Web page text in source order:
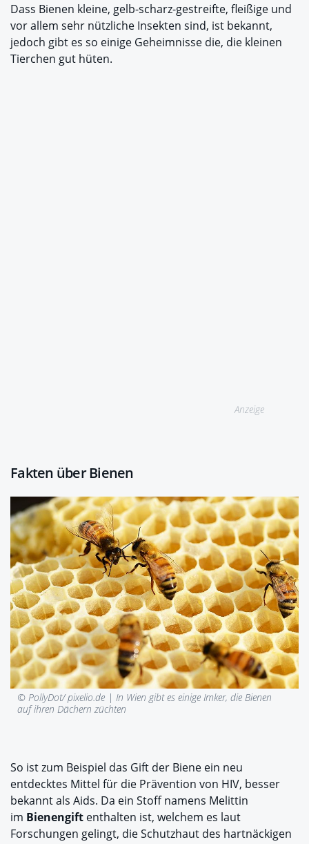
Dass Bienen kleine, gelb-scharz-gestreifte, fleißige und
vor allem sehr nützliche Insekten sind, ist bekannt,
jedoch gibt es so einige Geheimnisse die, die kleinen
Tierchen gut hüten.
Anzeige
Fakten über Bienen
© PollyDot/ pixelio.de | In Wien gibt es einige Imker, die Bienen
auf ihren Dächern züchten
So ist zum Beispiel das Gift der Biene ein neu
entdecktes Mittel für die Prävention von HIV, besser
bekannt als Aids. Da ein Stoff namens Melittin
im Bienengift enthalten ist, welchem es laut
Forschungen gelingt, die Schutzhaut des hartnäckigen